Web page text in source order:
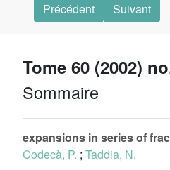
Précédent
Suivant
Tome 60 (2002)
Sommaire
expansions in series of
Codecà, P. ; Taddia, N.